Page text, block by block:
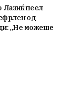
Лазиќ пеел
од
„Не можеше